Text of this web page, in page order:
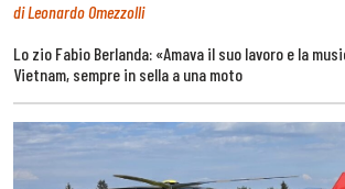
di Leonardo Omezzolli
Lo zio Fabio Berlanda: «Amava il suo lavoro e la
Vietnam, sempre in sella a una moto